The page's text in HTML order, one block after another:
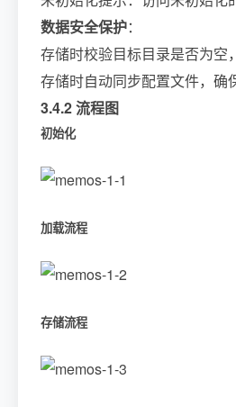
数据安全保护：
存储时校验目标目录是否为空
存储时自动同步配置文件，确
3.4.2 流程图
初始化
加载流程
存储流程